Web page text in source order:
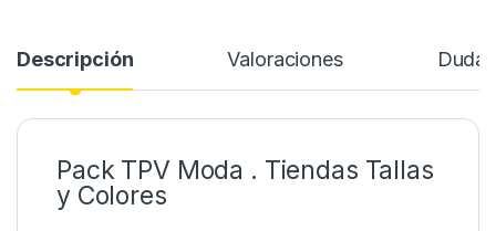
Descripción Valoraciones Dudas
Pack TPV Moda . Tiendas Tallas
y Colores